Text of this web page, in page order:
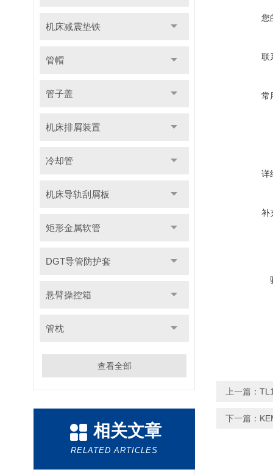
机床减震垫铁
管帽
管子盖
机床排屑装置
冷却管
机床导轨刮屑板
矩形金属软管
DGT导管防护套
悬臂操控箱
管枕
查看全部
相关文章
RELATED ARTICLES
您
联
常
详
补
上一篇：
下一篇：